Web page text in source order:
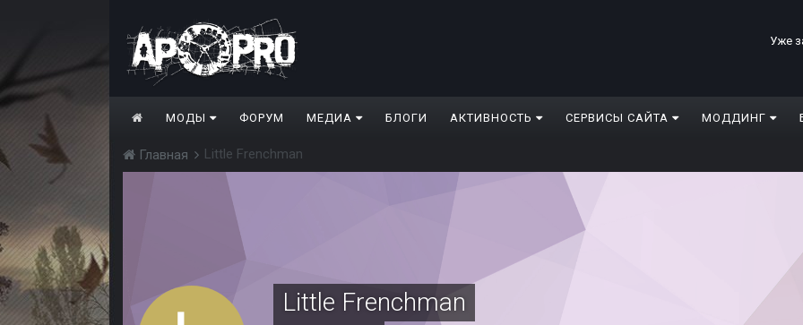
Уже
МОДЫ ФОРУМ МЕДИА БЛОГИ АКТИВНОСТЬ СЕРВИСЫ САЙТА МОДДИНГ
Главная Little Frenchman
Little Frenchman